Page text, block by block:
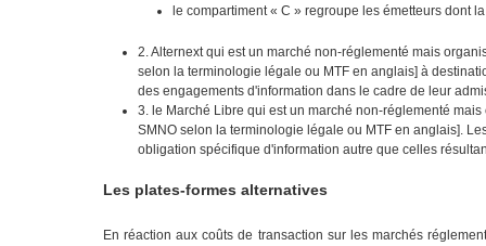
le compartiment « C » regroupe les émetteurs dont
2. Alternext qui est un marché non-réglementé mais
selon la terminologie légale ou MTF en anglais] à
des engagements d'information dans le cadre de leur
3. le Marché Libre qui est un marché non-réglementé
SMNO selon la terminologie légale ou MTF en anglais].
obligation spécifique d'information autre que celles
Les plates-formes alternatives
En réaction aux coûts de transaction sur les marchés